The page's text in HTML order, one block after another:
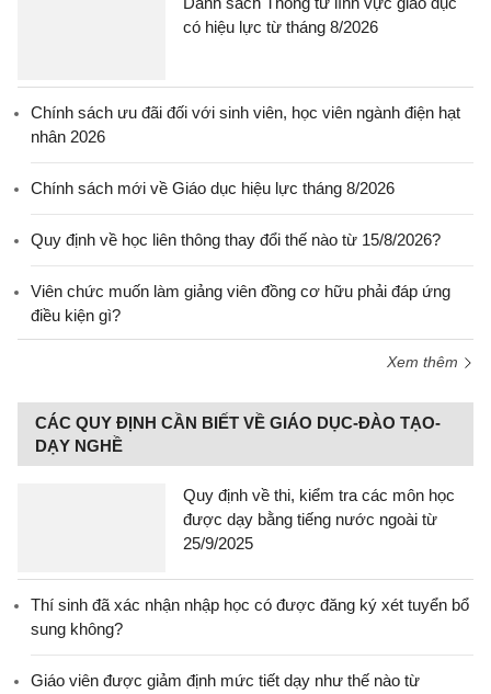
có hiệu lực từ tháng 8/2026
Chính sách ưu đãi đối với sinh viên, học viên ngành điện hạt
nhân 2026
Chính sách mới về Giáo dục hiệu lực tháng 8/2026
Quy định về học liên thông thay đổi thế nào từ 15/8/2026?
Viên chức muốn làm giảng viên đồng cơ hữu phải đáp ứng
điều kiện gì?
Xem thêm
CÁC QUY ĐỊNH CẦN BIẾT VỀ GIÁO DỤC-ĐÀO TẠO-
DẠY NGHỀ
Quy định về thi, kiểm tra các môn học
được dạy bằng tiếng nước ngoài từ
25/9/2025
Thí sinh đã xác nhận nhập học có được đăng ký xét tuyển bổ
sung không?
Giáo viên được giảm định mức tiết dạy như thế nào từ